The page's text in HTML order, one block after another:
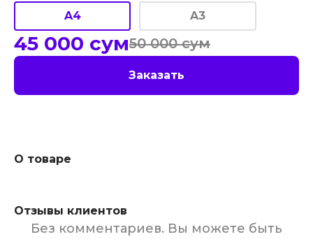
A4
A3
45 000 сум50 000 сум
Заказать
О товаре
Отзывы клиентов
Без комментариев. Вы можете быть